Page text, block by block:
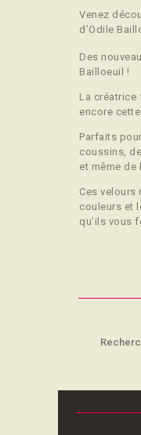
Venez
d’Odile
Des
Bailloeuil !
La créatrice
encore
Parfaits
coussins,
et même de
Ces velours
couleurs et
qu’ils vous